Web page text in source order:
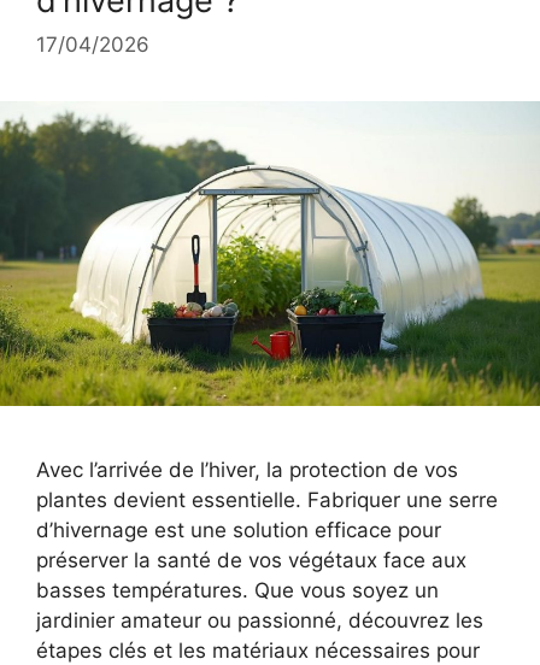
17/04/2026
Avec l’arrivée de l’hiver, la protection de vos
plantes devient essentielle. Fabriquer une serre
d’hivernage est une solution efficace pour
préserver la santé de vos végétaux face aux
basses températures. Que vous soyez un
jardinier amateur ou passionné, découvrez les
étapes clés et les matériaux nécessaires pour